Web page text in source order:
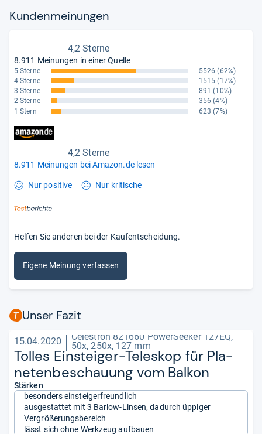
Kun­den­mei­nun­gen
4,2 Sterne
8.911 Meinungen in einer Quelle
5 Sterne 5526 (62%)
4 Sterne
1515 (17%)
3 Sterne
891 (10%)
2 Sterne
356 (4%)
1 Stern
623 (7%)
4,2 Sterne
8.911 Meinungen bei Amazon.de lesen
Nur positive Nur kritische
Helfen Sie anderen bei der Kaufentscheidung.
Eigene Meinung verfassen
Unser Fazit
15.04.2020
Celestron 821660 PowerSeeker 127EQ,
50x, 250x, 127 mm
Tol­les Ein­stei­ger-​Tele­skop für Pla­
ne­ten­be­schau­ung vom Bal­kon
Stärken
besonders einsteigerfreundlich
ausgestattet mit 3 Barlow-Linsen, dadurch üppiger
Vergrößerungsbereich
lässt sich ohne Werkzeug aufbauen